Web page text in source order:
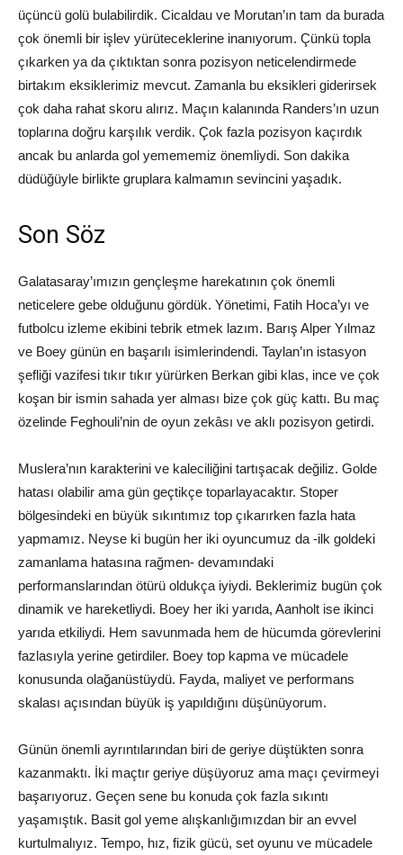
üçüncü golü bulabilirdik. Cicaldau ve Morutan’ın tam da burada
çok önemli bir işlev yürüteceklerine inanıyorum. Çünkü topla
çıkarken ya da çıktıktan sonra pozisyon neticelendirmede
birtakım eksiklerimiz mevcut. Zamanla bu eksikleri giderirsek
çok daha rahat skoru alırız. Maçın kalanında Randers’ın uzun
toplarına doğru karşılık verdik. Çok fazla pozisyon kaçırdık
ancak bu anlarda gol yemememiz önemliydi. Son dakika
düdüğüyle birlikte gruplara kalmamın sevincini yaşadık.
Son Söz
Galatasaray’ımızın gençleşme harekatının çok önemli
neticelere gebe olduğunu gördük. Yönetimi, Fatih Hoca’yı ve
futbolcu izleme ekibini tebrik etmek lazım. Barış Alper Yılmaz
ve Boey günün en başarılı isimlerindendi. Taylan’ın istasyon
şefliği vazifesi tıkır tıkır yürürken Berkan gibi klas, ince ve çok
koşan bir ismin sahada yer alması bize çok güç kattı. Bu maç
özelinde Feghouli’nin de oyun zekâsı ve aklı pozisyon getirdi.
Muslera’nın karakterini ve kaleciliğini tartışacak değiliz. Golde
hatası olabilir ama gün geçtikçe toparlayacaktır. Stoper
bölgesindeki en büyük sıkıntımız top çıkarırken fazla hata
yapmamız. Neyse ki bugün her iki oyuncumuz da -ilk goldeki
zamanlama hatasına rağmen- devamındaki
performanslarından ötürü oldukça iyiydi. Beklerimiz bugün çok
dinamik ve hareketliydi. Boey her iki yarıda, Aanholt ise ikinci
yarıda etkiliydi. Hem savunmada hem de hücumda görevlerini
fazlasıyla yerine getirdiler. Boey top kapma ve mücadele
konusunda olağanüstüydü. Fayda, maliyet ve performans
skalası açısından büyük iş yapıldığını düşünüyorum.
Günün önemli ayrıntılarından biri de geriye düştükten sonra
kazanmaktı. İki maçtır geriye düşüyoruz ama maçı çevirmeyi
başarıyoruz. Geçen sene bu konuda çok fazla sıkıntı
yaşamıştık. Basit gol yeme alışkanlığımızdan bir an evvel
kurtulmalıyız. Tempo, hız, fizik gücü, set oyunu ve mücadele